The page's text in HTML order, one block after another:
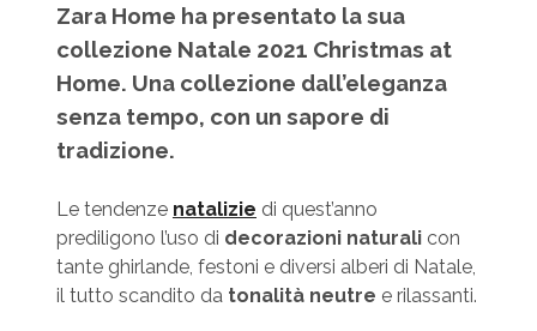
Zara Home ha presentato la sua
collezione Natale 2021 Christmas at
Home. Una collezione dall’eleganza
senza tempo, con un sapore di
tradizione.
Le tendenze natalizie di quest’anno
prediligono l’uso di decorazioni naturalicon
tante ghirlande, festoni e diversi alberi di Natale,
il tutto scandito da tonalità neutre e rilassanti.